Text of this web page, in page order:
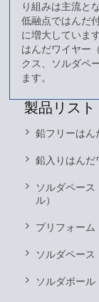
り組みは主流と
低融点ではんだ
に増大していま
はんだワイヤー
クス、ソルダペ
ます。
製品リスト
鉛フリーはん
鉛入りはんだ
ソルダペー
ル）
プリフォーム
ソルダペース
ソルダボール